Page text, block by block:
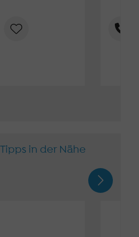
in der Nähe